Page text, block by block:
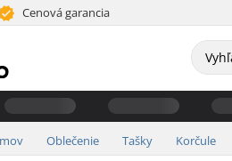
Cenová garancia
Oblečenie Tašky Korčule